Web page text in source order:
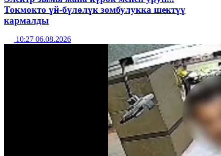
Токмокто үй-бүлөлүк зомбулукка шектүү
кармалды
10:27 06.08.2026